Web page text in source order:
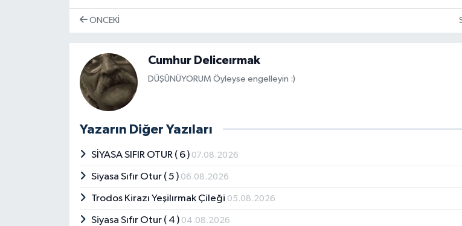
ÖNCEKI
Cumhur Deliceırmak
DÜŞÜNÜYORUM Öyleyse engelleyin :)
Yazarın Diğer Yazıları
SİYASA SIFIR OTUR ( 6 ) 07.08.2026
Siyasa Sıfır Otur ( 5 ) 06.08.2026
Trodos Kirazı Yeşilırmak Çileği 05.08.2026
Siyasa Sıfır Otur ( 4 ) 04.08.2026